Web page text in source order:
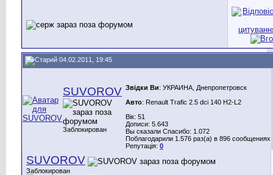
04.02.2011, 19:45
SUVOROV
Заблокирован
Звідки Ви: УКРАИНА, Днепропетровск
Авто: Renault Trafic 2.5 dci 140 H2-L2
Вік: 51
Дописи: 5.643
Вы сказали Спасибо: 1.072
Поблагодарили 1.576 раз(а) в 896 сообщениях
Репутація: 0
SUVOROV
Заблокирован